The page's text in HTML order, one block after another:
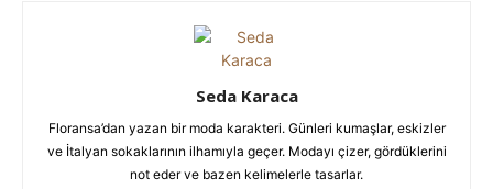
Seda Karaca
Floransa’dan yazan bir moda karakteri. Günleri kumaşlar, eskizler
ve İtalyan sokaklarının ilhamıyla geçer. Modayı çizer, gördüklerini
not eder ve bazen kelimelerle tasarlar.